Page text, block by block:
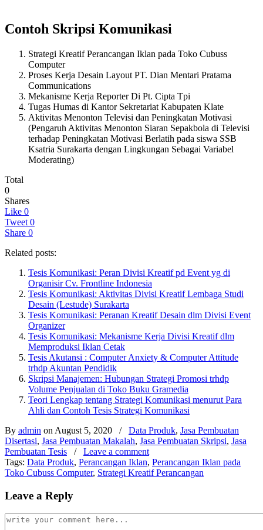
Contoh Skripsi Komunikasi
Strategi Kreatif Perancangan Iklan pada Toko Cubuss
Computer
Proses Kerja Desain Layout PT. Dian Mentari Pratama
Communications
Mekanisme Kerja Reporter Di Pt. Cipta Tpi
Tugas Humas di Kantor Sekretariat Kabupaten Klate
Aktivitas Menonton Televisi dan Peningkatan Motivasi
(Pengaruh Aktivitas Menonton Siaran Sepakbola di Televisi
terhadap Peningkatan Motivasi Berlatih pada siswa SSB
Ksatria Surakarta dengan Lingkungan Sebagai Variabel
Moderating)
Total
0
Shares
Like 0
Tweet 0
Share 0
Related posts:
Tesis Komunikasi: Peran Divisi Kreatif pd Event yg di
Organisir Cv. Frontline Indonesia
Tesis Komunikasi: Aktivitas Divisi Kreatif Lembaga Studi
Desain (Lestude) Surakarta
Tesis Komunikasi: Peranan Kreatif Desain dlm Divisi Event
Organizer
Tesis Komunikasi: Mekanisme Kerja Divisi Kreatif dlm
Memproduksi Iklan Cetak
Tesis Akutansi : Computer Anxiety & Computer Attitude
trhdp Akuntan Pendidik
Skripsi Manajemen: Hubungan Strategi Promosi trhdp
Volume Penjualan di Toko Buku Gramedia
Teori Lengkap tentang Strategi Komunikasi menurut Para
Ahli dan Contoh Tesis Strategi Komunikasi
By admin on August 5, 2020 / Data Produk, Jasa Pembuatan
Disertasi, Jasa Pembuatan Makalah, Jasa Pembuatan Skripsi, Jasa
Pembuatan Tesis
/ Leave a comment
Tags: Data Produk, Perancangan Iklan, Perancangan Iklan pada
Toko Cubuss Computer, Strategi Kreatif Perancangan
Leave a Reply